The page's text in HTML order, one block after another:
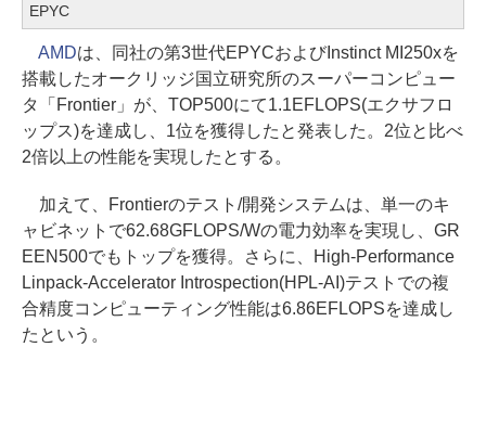
EPYC
AMDは、同社の第3世代EPYCおよびInstinct MI250xを
搭載したオークリッジ国立研究所のスーパーコンピュー
タ「Frontier」が、TOP500にて1.1EFLOPS(エクサフロ
ップス)を達成し、1位を獲得したと発表した。2位と比べ
2倍以上の性能を実現したとする。
加えて、Frontierのテスト/開発システムは、単一のキ
ャビネットで62.68GFLOPS/Wの電力効率を実現し、GR
EEN500でもトップを獲得。さらに、High-Performance
Linpack-Accelerator Introspection(HPL-AI)テストでの複
合精度コンピューティング性能は6.86EFLOPSを達成し
たという。